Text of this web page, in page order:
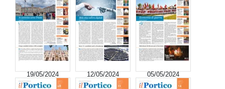
19/05/2024 12/05/2024 05/05/2024